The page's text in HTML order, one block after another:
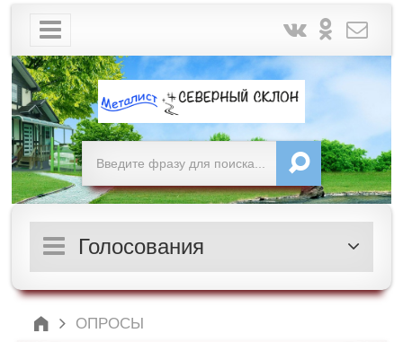
Голосования
ОПРОСЫ